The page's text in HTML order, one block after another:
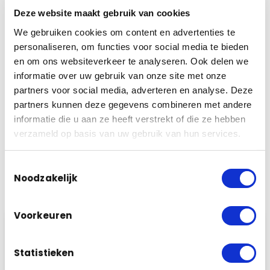
Deze website maakt gebruik van cookies
We gebruiken cookies om content en advertenties te
personaliseren, om functies voor social media te bieden
en om ons websiteverkeer te analyseren. Ook delen we
informatie over uw gebruik van onze site met onze
partners voor social media, adverteren en analyse. Deze
partners kunnen deze gegevens combineren met andere
informatie die u aan ze heeft verstrekt of die ze hebben
verzameld op basis van uw gebruik van hun services.
Noodzakelijk
Voorkeuren
Statistieken
opvolging, herkennen of identificeren van personen of
etc. Als uw doelstellingen bekend zijn, kiezen we voor u
de optimale oplossing.
In die oplossing is meegenomen dat niet alleen de
beeldkwaliteit en zichtbaarheid geregeld zijn, maar ook
het bedieningsgemak en de bedrijfszekerheid.
Onze werkwijze
1
U doet bij ons een vrijblijvende aanvraag
voor uw persoonlijke offerte voor een